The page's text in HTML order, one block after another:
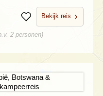
BewarenBekijk reis
2 personen)